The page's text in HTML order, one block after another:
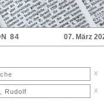
84 07. März
x
x